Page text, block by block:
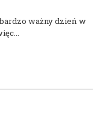
ważny dzień w